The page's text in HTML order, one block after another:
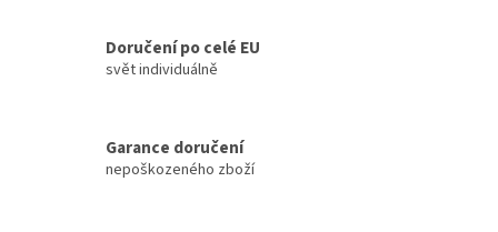
c
y
á
Doručení po celé EU
svět individuálně
Garance doručení
nepoškozeného zboží